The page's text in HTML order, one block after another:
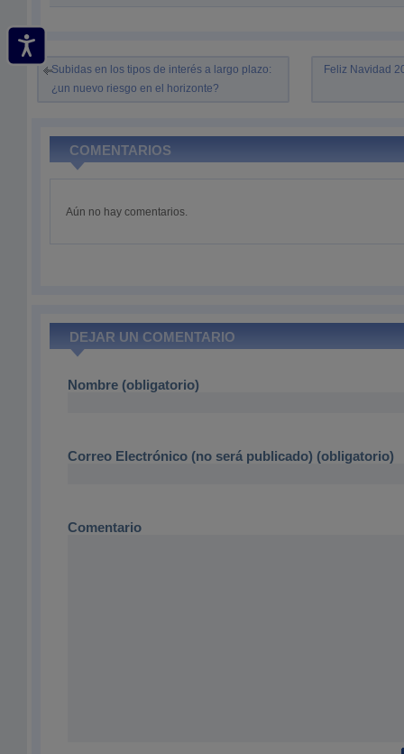
Subidas en los tipos de interés a largo plazo:
¿un nuevo riesgo en el horizonte?
Feliz Navidad
COMENTARIOS
Aún no hay comentarios.
DEJAR UN COMENTARIO
Nombre (obligatorio)
Correo Electrónico (no será publicado) (obligatorio)
Comentario